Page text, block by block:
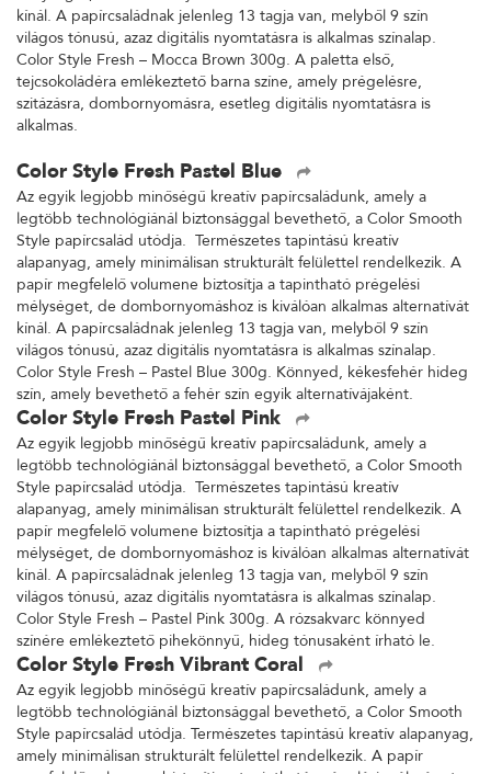
kínál. A papírcsaládnak jelenleg 13 tagja van, melyből 9 szín
világos tónusú, azaz digitális nyomtatásra is alkalmas színalap.
Color Style Fresh – Mocca Brown 300g. A paletta első,
tejcsokoládéra emlékeztető barna színe, amely prégelésre,
szitázásra, dombornyomásra, esetleg digitális nyomtatásra is
alkalmas.
Color Style Fresh Pastel Blue
Az egyik legjobb minőségű kreatív papírcsaládunk, amely a
legtöbb technológiánál biztonsággal bevethető, a Color Smooth
Style papírcsalád utódja. Természetes tapintású kreatív
alapanyag, amely minimálisan strukturált felülettel rendelkezik. A
papír megfelelő volumene biztosítja a tapintható prégelési
mélységet, de dombornyomáshoz is kiválóan alkalmas alternatívát
kínál. A papírcsaládnak jelenleg 13 tagja van, melyből 9 szín
világos tónusú, azaz digitális nyomtatásra is alkalmas színalap.
Color Style Fresh – Pastel Blue 300g. Könnyed, kékesfehér hideg
szín, amely bevethető a fehér szín egyik alternatívájaként.
Color Style Fresh Pastel Pink
Az egyik legjobb minőségű kreatív papírcsaládunk, amely a
legtöbb technológiánál biztonsággal bevethető, a Color Smooth
Style papírcsalád utódja. Természetes tapintású kreatív
alapanyag, amely minimálisan strukturált felülettel rendelkezik. A
papír megfelelő volumene biztosítja a tapintható prégelési
mélységet, de dombornyomáshoz is kiválóan alkalmas alternatívát
kínál. A papírcsaládnak jelenleg 13 tagja van, melyből 9 szín
világos tónusú, azaz digitális nyomtatásra is alkalmas színalap.
Color Style Fresh – Pastel Pink 300g. A rózsakvarc könnyed
színére emlékeztető pihekönnyű, hideg tónusaként írható le.
Color Style Fresh Vibrant Coral
Az egyik legjobb minőségű kreatív papírcsaládunk, amely a
legtöbb technológiánál biztonsággal bevethető, a Color Smooth
Style papírcsalád utódja. Természetes tapintású kreatív alapanyag,
amely minimálisan strukturált felülettel rendelkezik. A papír